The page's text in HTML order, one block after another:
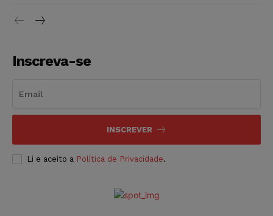
Inscreva-se
INSCREVER
Li e aceito a Política de Privacidade.